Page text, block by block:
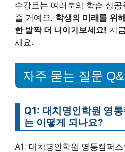
수강료는 여러분의 학습 성공
줄 거예요. 학생의 미래를 위
한 발짝 더 나아가보세요! 지
세요.
자주 묻는 질문
Q1: 대치명인학원 영
는 어떻게 되나요?
A1: 대치명인학원 영통캠퍼